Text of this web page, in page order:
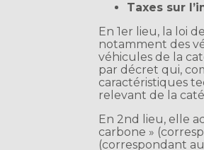
Taxes sur
En 1er lieu, la loi
notamment des
véhicules de la
par décret qui,
caractéristiques
relevant de la
En 2nd lieu, elle
carbone »
(correspondant